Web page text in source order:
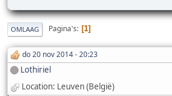
OMLAAG Pagina's 1
do 20 nov 2014 - 20:23
Lothiriel
Location: Leuven (België)